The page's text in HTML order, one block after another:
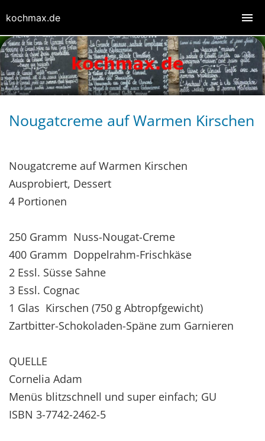
Nougatcreme auf Warmen Kirschen
Nougatcreme auf Warmen Kirschen
Ausprobiert, Dessert
4 Portionen
250 Gramm Nuss-Nougat-Creme
400 Gramm Doppelrahm-Frischkäse
2 Essl. Süsse Sahne
3 Essl. Cognac
1 Glas Kirschen (750 g Abtropfgewicht)
Zartbitter-Schokoladen-Späne zum Garnieren
QUELLE
Cornelia Adam
Menüs blitzschnell und super einfach; GU
ISBN 3-7742-2462-5
kochmax.de